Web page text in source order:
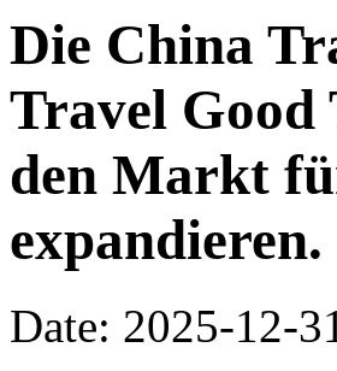
Die China
Travel Good
den Markt
expandieren.
Date: 2025-12-31